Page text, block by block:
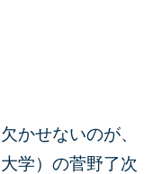
かせないのが、
学）の菅野了次